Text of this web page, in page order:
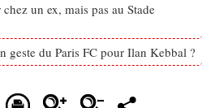
un ex, mais pas au Stade
geste du Paris FC pour Ilan Kebbal ?